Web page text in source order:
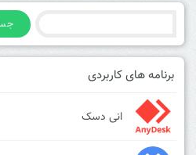
برنامه های کاربردی
انی دسک